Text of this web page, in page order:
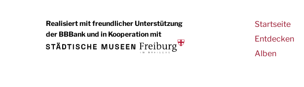
Realisiert mit freundlicher Unterstützung
der BBBank und in Kooperation mit
Main
navigation
Startseite
Entdecken
Alben